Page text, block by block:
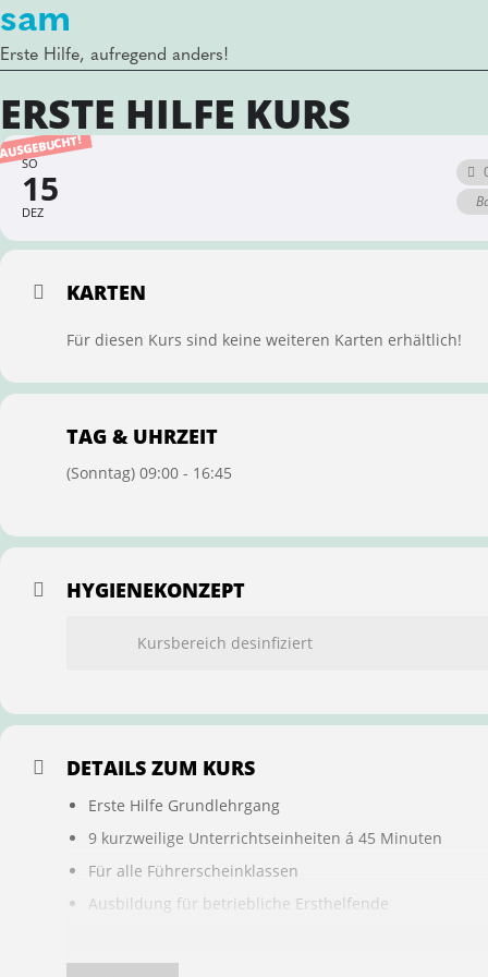
sam
Erste Hilfe, aufregend anders!
ERSTE HILFE KURS
SO
15
DEZ
KARTEN
Für diesen Kurs sind keine weiteren Karten erhältlich!
TAG & UHRZEIT
(Sonntag) 09:00 - 16:45
HYGIENEKONZEPT
Kursbereich desinfiziert
DETAILS ZUM KURS
Erste Hilfe Grundlehrgang
9 kurzweilige Unterrichtseinheiten á 45 Minuten
Für alle Führerscheinklassen
Ausbildung für betriebliche Ersthelfende